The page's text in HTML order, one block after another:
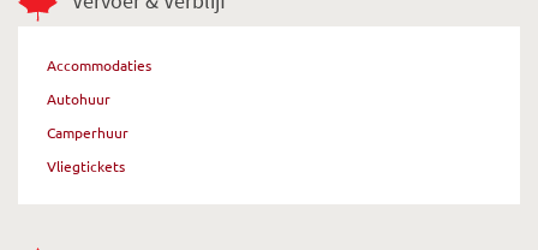
Accommodaties
Autohuur
Camperhuur
Vliegtickets